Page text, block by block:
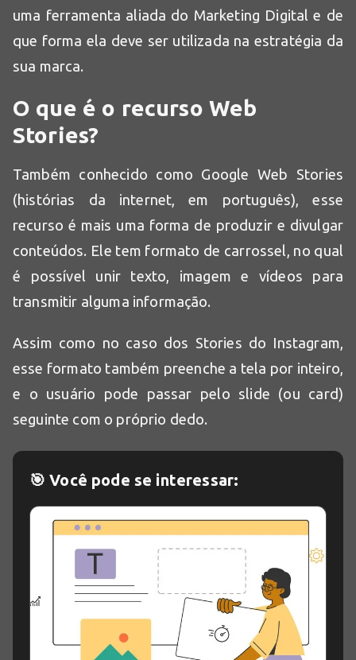
uma ferramenta aliada do Marketing Digital e de
que forma ela deve ser utilizada na estratégia da
sua marca.
O que é o recurso Web
Stories?
Também conhecido como Google Web Stories
(histórias da internet, em português), esse
recurso é mais uma forma de produzir e divulgar
conteúdos. Ele tem formato de carrossel, no qual
é possível unir texto, imagem e vídeos para
transmitir alguma informação.
Assim como no caso dos Stories do Instagram,
esse formato também preenche a tela por inteiro,
e o usuário pode passar pelo slide (ou card)
seguinte com o próprio dedo.
🎯 Você pode se interessar: